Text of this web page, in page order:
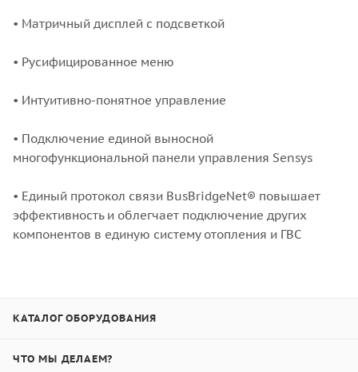
• Матричный дисплей с подсветкой
• Русифицированное меню
• Интуитивно-понятное управление
• Подключение единой выносной
многофункциональной панели управления Sensys
• Единый протокол связи BusBridgeNet® повышает
эффективность и облегчает подключение других
компонентов в единую систему отопления и ГВС
КАТАЛОГ ОБОРУДОВАНИЯ
ЧТО МЫ ДЕЛАЕМ?